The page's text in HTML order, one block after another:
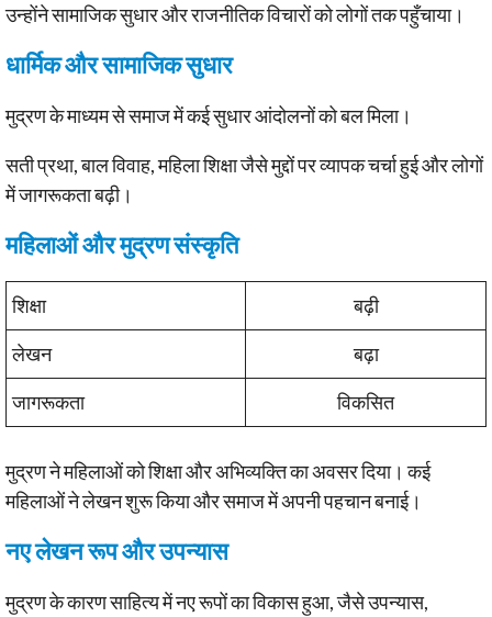
उन्होंने सामाजिक सुधार और राजनीतिक विचारों को लोगों तक पहुँचाया।
धार्मिक और सामाजिक सुधार
मुद्रण के माध्यम से समाज में कई सुधार आंदोलनों को बल मिला।
सती प्रथा, बाल विवाह, महिला शिक्षा जैसे मुद्दों पर व्यापक चर्चा हुई और लोगों
में जागरूकता बढ़ी।
महिलाओं और मुद्रण संस्कृति
शिक्षा
बढ़ी
लेखन
बढ़ा
जागरूकता
विकसित
मुद्रण ने महिलाओं को शिक्षा और अभिव्यक्ति का अवसर दिया। कई
महिलाओं ने लेखन शुरू किया और समाज में अपनी पहचान बनाई।
नए लेखन रूप और उपन्यास
मुद्रण के कारण साहित्य में नए रूपों का विकास हुआ, जैसे उपन्यास,